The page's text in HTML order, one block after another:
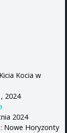
Kicia Kocia w
2024
2024
Nowe Horyzonty